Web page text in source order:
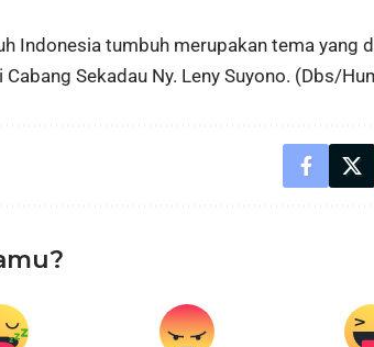
Indonesia tumbuh merupakan tema yang
Sekadau Ny. Leny Suyono. (Dbs/